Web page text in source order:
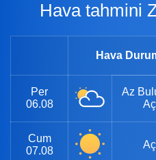
Hava tahmini
Hava
Per
06.08
Az
Cum
07.08